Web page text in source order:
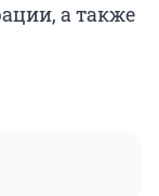
а также